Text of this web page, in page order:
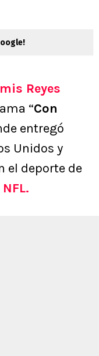
Reyes
“Con
entregó
Unidos y
el deporte de